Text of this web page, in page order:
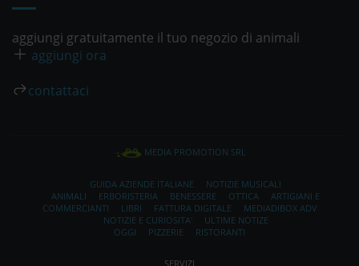
aggiungi gratuitamente il tuo negozio di animali
aggiungi ora
contattaci
MEDIA PROMOTION SRL
GUIDA AZIENDE ITALIANE
NOTIZIE MUSICALI
ANIMALI
ERBORISTERIA BENESSERE OTTICA
ARTIGIANI E
COMMERCIANTI
LIBRI FATTURA DIGITALE
MEDIADIBOX ADV
NOTIZIE E CURIOSITA'
ULTIME NOTIZE
OGGI
PIZZERIE RISTORANTI
SERVIZI